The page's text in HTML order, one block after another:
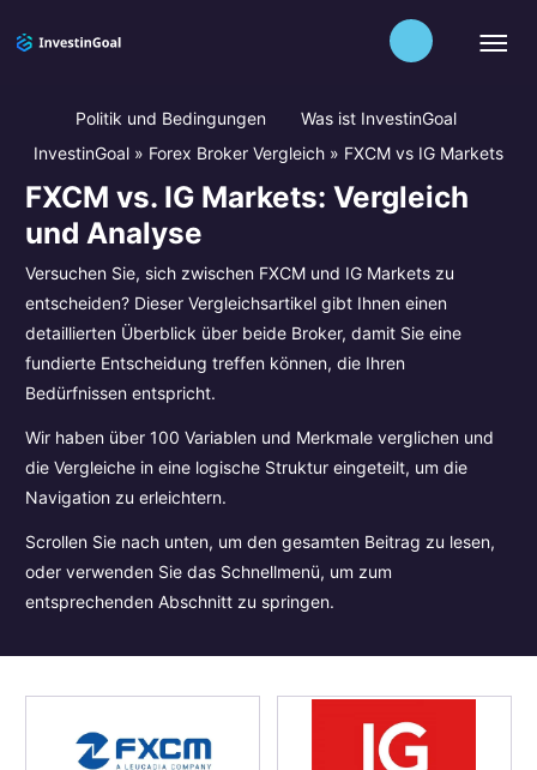
Politik und Bedingungen
Was ist InvestinGoal
InvestinGoal » Forex Broker Vergleich » FXCM vs IG Markets
FXCM vs. IG Markets: Vergleich
und Analyse
Versuchen Sie, sich zwischen FXCM und IG Markets zu
entscheiden? Dieser Vergleichsartikel gibt Ihnen einen
detaillierten Überblick über beide Broker, damit Sie eine
fundierte Entscheidung treffen können, die Ihren
Bedürfnissen entspricht.
Wir haben über 100 Variablen und Merkmale verglichen und
die Vergleiche in eine logische Struktur eingeteilt, um die
Navigation zu erleichtern.
Scrollen Sie nach unten, um den gesamten Beitrag zu lesen,
oder verwenden Sie das Schnellmenü, um zum
entsprechenden Abschnitt zu springen.